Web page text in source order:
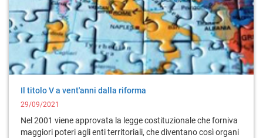
Il titolo V a vent'anni dalla riforma
29/09/2021
Nel 2001 viene approvata la legge costituzionale che forniva
maggiori poteri agli enti territoriali, che diventano così organi